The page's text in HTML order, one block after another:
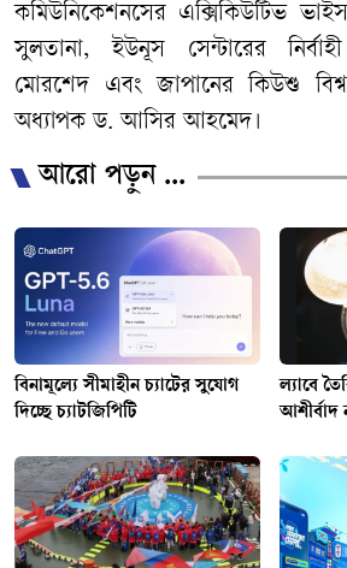
কমিউনিকেশনসের এক্সিকিউটিভ
সুলতানা, ইউনূস সেন্টারের
মোরশেদ এবং জাপানের কিউশু
অধ্যাপক ড. আসির আহমেদ।
আরো পড়ুন ...
বিনামূল্যে সীমাহীন চ্যাটের সুযোগ
দিচ্ছে চ্যাটজিপিটি
ল্যাবে
আশীর্বাদ